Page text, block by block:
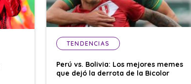
TENDENCIAS
Perú vs. Bolivia: Los mejores memes
que dejó la derrota de la Bicolor